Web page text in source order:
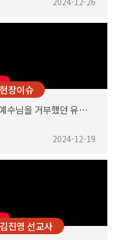
현장이슈
예수님을 거부했던 유대인들이 돌아옵니다
2024-12-19
김진영 선교사